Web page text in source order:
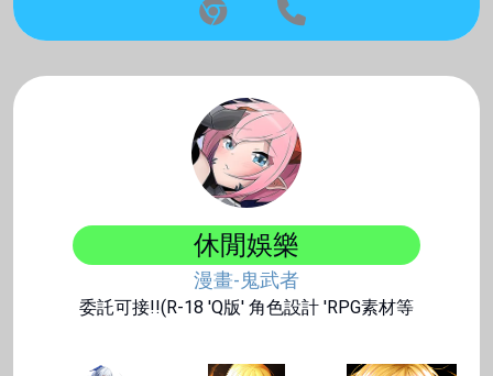
休閒娛樂
漫畫-鬼武者
委託可接!!(R-18 'Q版' 角色設計 'RPG素材等